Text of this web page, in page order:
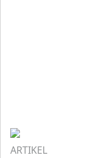
ARTIKEL